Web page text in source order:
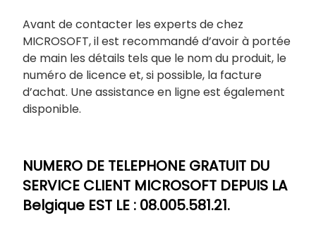
Avant de contacter les experts de chez
MICROSOFT, il est recommandé d’avoir à portée
de main les détails tels que le nom du produit, le
numéro de licence et, si possible, la facture
d’achat. Une assistance en ligne est également
disponible.
NUMERO DE TELEPHONE GRATUIT DU
SERVICE CLIENT MICROSOFT DEPUIS LA
Belgique EST LE : 08.005.581.21.